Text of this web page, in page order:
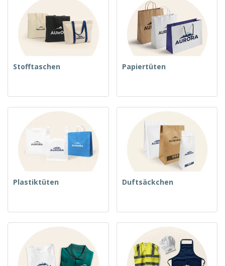
Stofftaschen Papiertüten
Plastiktüten Duftsäckchen